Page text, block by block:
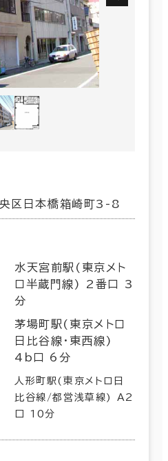
区日本橋箱崎町3-8
水天宮前駅(東京メト
ロ半蔵門線) 2番口 3
分
茅場町駅(東京メトロ
日比谷線･東西線)
4b口 6分
人形町駅(東京メトロ日
比谷線/都営浅草線) A2
口 10分